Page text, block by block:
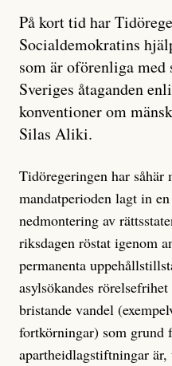
På kort tid har
Socialdemokratins
som är oförenliga
Sveriges åtaganden
konventioner om
Silas Aliki.
Tidöregeringen har såhär
mandatperioden lagt in
nedmontering av
riksdagen röstat igenom
permanenta
asylsökandes
bristande vandel
fortkörningar) som grund
apartheidlagstiftningar